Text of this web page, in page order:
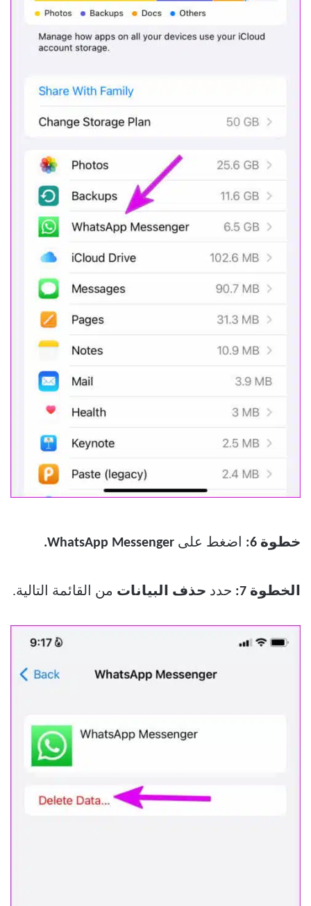
خطوة 6: اضغط على WhatsApp Messenger.
الخطوة 7: حدد حذف البيانات من القائمة التالية.